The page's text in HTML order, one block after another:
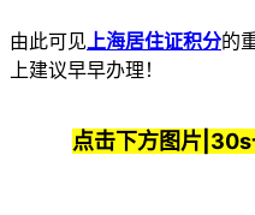
由此可见 上海居住证积分的
上建议早早办理！
点击下方图片